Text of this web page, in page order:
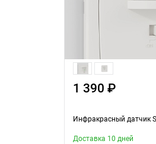
1 390 ₽
Инфракрасный датчик
Доставка 10 дней